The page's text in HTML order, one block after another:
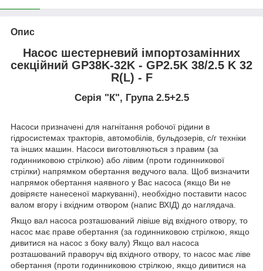
Опис
Насос шестерневий імпортозамінних
секційний GP38K-32K - GP2.5K 38/2.5 K 32
R(L) - F
Серія "К", Група 2.5+2.5
Насоси призначені для нагнітання робочої рідини в
гідросистемах тракторів, автомобілів, бульдозерів, с/г техніки
та інших машин. Насоси виготовляються з правим (за
годинниковою стрілкою) або лівим (проти годинникової
стрілки) напрямком обертання ведучого вала. Щоб визначити
напрямок обертання наявного у Вас насоса (якщо Ви не
довіряєте нанесеної маркуванні), необхідно поставити насос
валом вгору і вхідним отвором (напис ВХІД) до наглядача.
Якщо вал насоса розташований лівіше від вхідного отвору, то
насос має праве обертання (за годинниковою стрілкою, якщо
дивитися на насос з боку валу) Якщо вал насоса
розташований праворуч від вхідного отвору, то насос має ліве
обертання (проти годинниковою стрілкою, якщо дивитися на